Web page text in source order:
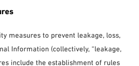
measures to prevent leakage, loss,
Information (collectively, “leakage,
include the establishment of rules